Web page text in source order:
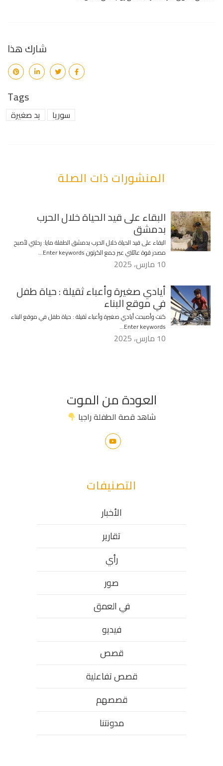
شارك هذا
Tags
سوريا يد صغيرة
المنشورات ذات الصلة
البقاء على قيد الحياة خلال الحرب
بدمشق
البقاء على قيد الحياة خلال الحرب بدمشق الطفلة مايا: رحلتي لأصبح
مصدر قوة عائلتي عبر جمع الكرتون Enter keywords…
10 مارس، 2025
أيادي صغيرة وأعباء ثقيلة : حياة طفل
في موقع البناء
كنت وأصبحت أيادي صغيرة وأعباء ثقيلة : حياة طفل في موقع البناء
Enter keywords…
10 مارس، 2025
العودة من الموت
شاهد قصة الطفلة راجيا
التصنيفات
الأخبار
تقارير
رأي
صور
في العمق
فيديو
قصص
قصص تفاعلية
قصصهم
مدونتنا